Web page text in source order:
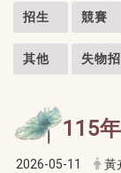
招生 競賽
其他 失物
115
2026-05-11 黃